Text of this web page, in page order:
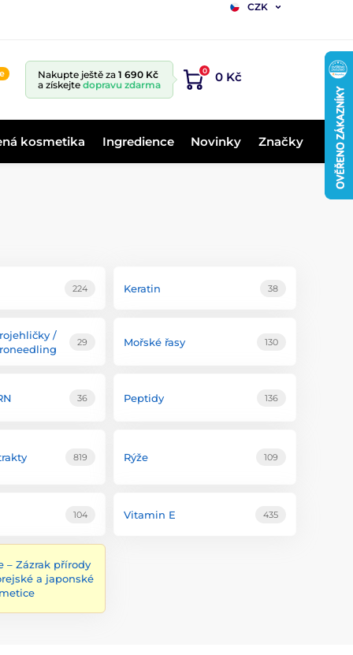
CZK
Nakupte ještě za 1 690 Kč
a získejte dopravu zdarma
0 0 Kč
kosmetika Ingredience Novinky Značky
224 Keratin 38
/
29 Mořské řasy 130
36 Peptidy 136
819 Rýže 109
104 Vitamin E 435
– Zázrak přírody
a japonské